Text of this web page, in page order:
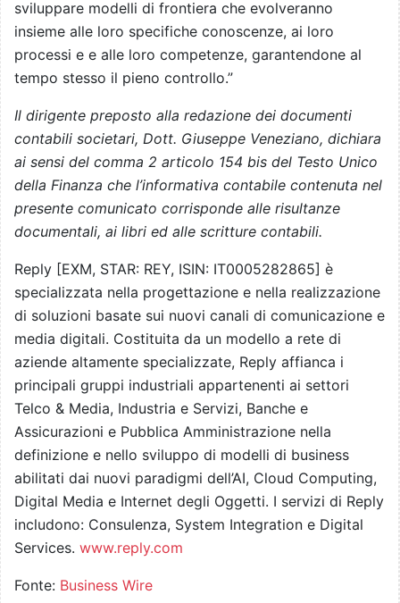
sviluppare modelli di frontiera che evolveranno
insieme alle loro specifiche conoscenze, ai loro
processi e e alle loro competenze, garantendone al
tempo stesso il pieno controllo.”
Il dirigente preposto alla redazione dei documenti
contabili societari, Dott. Giuseppe Veneziano, dichiara
ai sensi del comma 2 articolo 154 bis del Testo Unico
della Finanza che l’informativa contabile contenuta nel
presente comunicato corrisponde alle risultanze
documentali, ai libri ed alle scritture contabili.
Reply [EXM, STAR: REY, ISIN: IT0005282865] è
specializzata nella progettazione e nella realizzazione
di soluzioni basate sui nuovi canali di comunicazione e
media digitali. Costituita da un modello a rete di
aziende altamente specializzate, Reply affianca i
principali gruppi industriali appartenenti ai settori
Telco & Media, Industria e Servizi, Banche e
Assicurazioni e Pubblica Amministrazione nella
definizione e nello sviluppo di modelli di business
abilitati dai nuovi paradigmi dell’AI, Cloud Computing,
Digital Media e Internet degli Oggetti. I servizi di Reply
includono: Consulenza, System Integration e Digital
Services. www.reply.com
Fonte: Business Wire